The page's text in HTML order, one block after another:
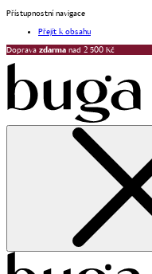
Přístupnostní navigace
Přejít k obsahu
Doprava zdarma nad 2 500 Kč